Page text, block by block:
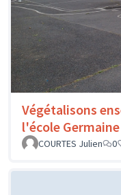
Végétalisons
l'école
COURTES Julien
0